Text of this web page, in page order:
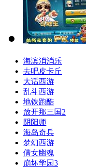
海滨消消乐
去吧皮卡丘
大话西游
乱斗西游
地铁跑酷
放开那三国2
阴阳师
海岛奇兵
梦幻西游
倩女幽魂
崩坏学园3